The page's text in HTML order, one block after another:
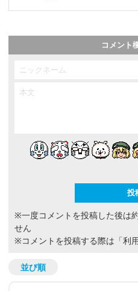
コメント
※一度コメントを投稿した後は
せん
※コメントを投稿する際は 「利
並び順